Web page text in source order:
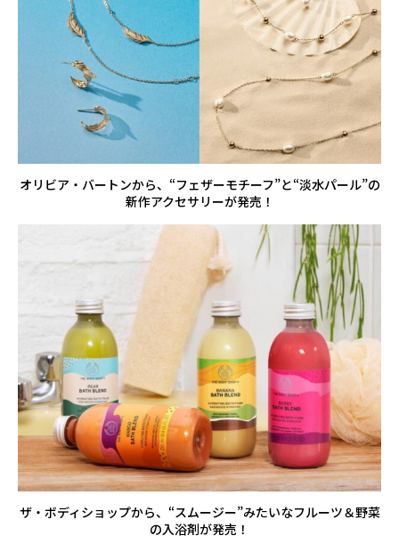
オリビア・バートンから、“フェザーモチーフ”と“淡水パール”の
新作アクセサリーが発売！
ザ・ボディショップから、“スムージー”みたいなフルーツ＆野菜
の入浴剤が発売！